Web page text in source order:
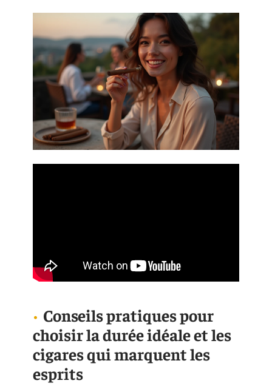
Conseils pratiques pour
choisir la durée idéale et les
cigares qui marquent les
esprits